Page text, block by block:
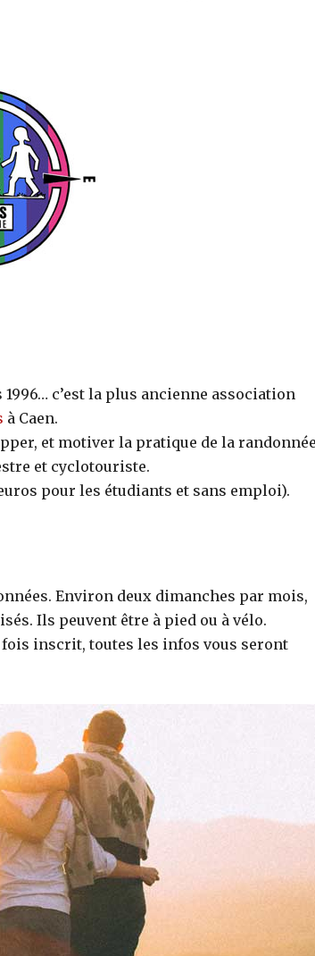
c’est la plus ancienne association
à Caen.
et motiver la pratique de la randonnée
et cyclotouriste.
pour les étudiants et sans emploi).
Environ deux dimanches par mois,
Ils peuvent être à pied ou à vélo.
fois inscrit, toutes les infos vous seront